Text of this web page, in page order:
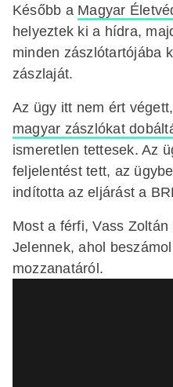
Később a Magyar
helyeztek ki a hídra,
minden zászlótartójába
zászlaját.
Az ügy itt nem ért
magyar zászlókat
ismeretlen tettesek. Az
feljelentést tett, az
indította az eljárást a
Most a férfi, Vass
Jelennek, ahol
mozzanatáról.